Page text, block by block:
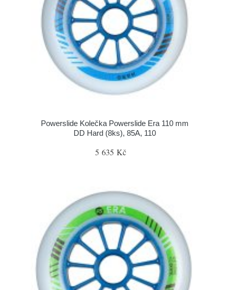
Powerslide Kolečka Powerslide Era 110 mm
DD Hard (8ks), 85A, 110
5 635 Kč